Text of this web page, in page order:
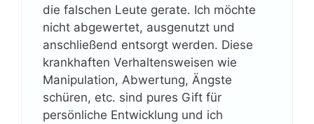
die falschen Leute gerate. Ich möchte
nicht abgewertet, ausgenutzt und
anschließend entsorgt werden. Diese
krankhaften Verhaltensweisen wie
Manipulation, Abwertung, Ängste
schüren, etc. sind pures Gift für
persönliche Entwicklung und ich